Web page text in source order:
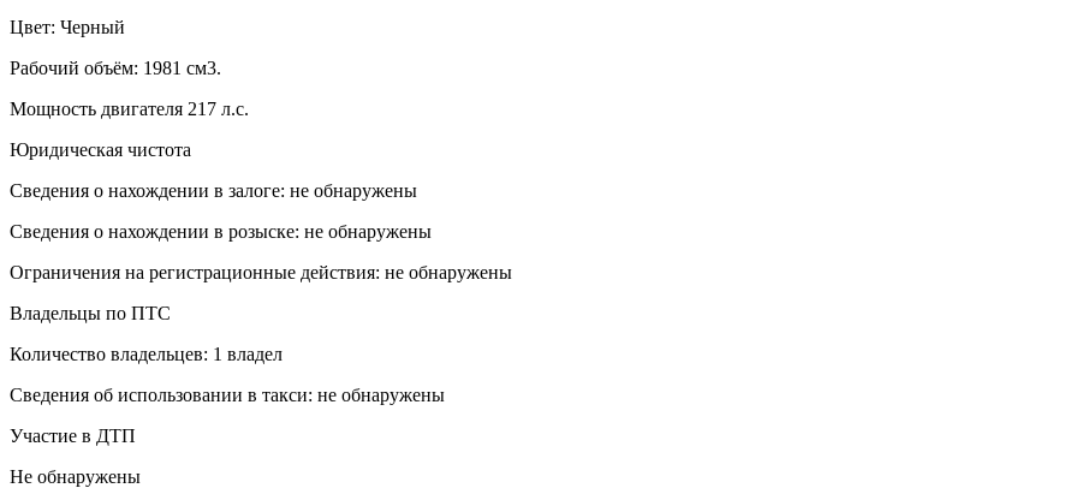
Цвет: Черный
Рабочий объём: 1981 см3.
Мощность двигателя 217 л.с.
Юридическая чистота
Сведения о нахождении в залоге: не обнаружены
Сведения о нахождении в розыске: не обнаружены
Ограничения на регистрационные действия: не обнаружены
Владельцы по ПТС
Количество владельцев: 1 владел
Сведения об использовании в такси: не обнаружены
Участие в ДТП
Не обнаружены